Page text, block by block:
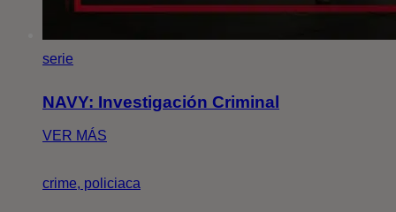
serie
NAVY: Investigación Criminal
VER MÁS
crime, policiaca